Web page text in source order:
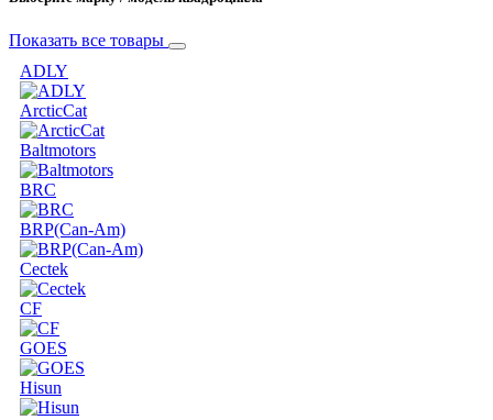
Показать все товары
ADLY
ArcticCat
Baltmotors
BRC
BRP(Can-Am)
Cectek
CF
GOES
Hisun